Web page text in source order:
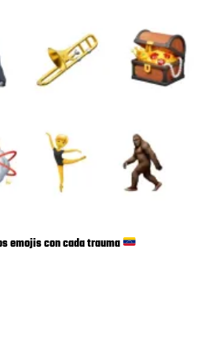
emojis con cada trauma